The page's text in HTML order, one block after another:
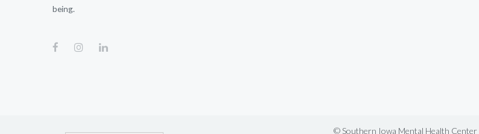
being.
© Southern Iowa Mental Health Center